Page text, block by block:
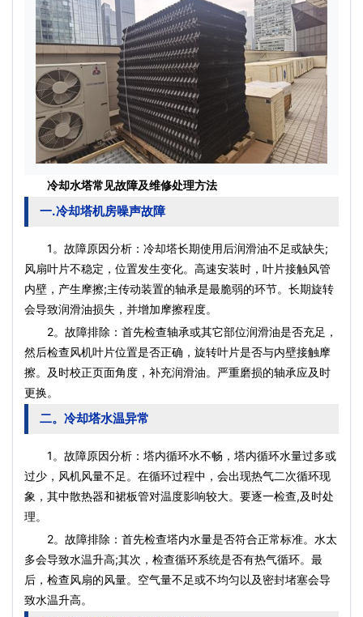
冷却水塔常见故障及维修处理方法
一.冷却塔机房噪声故障
1。故障原因分析：冷却塔长期使用后润滑油不足或缺失;
风扇叶片不稳定，位置发生变化。高速安装时，叶片接触风管
内壁，产生摩擦;主传动装置的轴承是最脆弱的环节。长期旋转
会导致润滑油损失，并增加摩擦程度。
2。故障排除：首先检查轴承或其它部位润滑油是否充足，
然后检查风机叶片位置是否正确，旋转叶片是否与内壁接触摩
擦。及时校正页面角度，补充润滑油。严重磨损的轴承应及时
更换。
二。冷却塔水温异常
1。故障原因分析：塔内循环水不畅，塔内循环水量过多或
过少，风机风量不足。在循环过程中，会出现热气二次循环现
象，其中散热器和裙板管对温度影响较大。要逐一检查,及时处
理。
2。故障排除：首先检查塔内水量是否符合正常标准。水太
多会导致水温升高;其次，检查循环系统是否有热气循环。最
后，检查风扇的风量。空气量不足或不均匀以及密封堵塞会导
致水温升高。